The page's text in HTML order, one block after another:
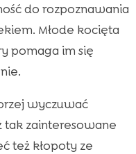
do rozpoznawania
Młode kocięta
pomaga im się
wyczuwać
tak zainteresowane
też kłopoty ze